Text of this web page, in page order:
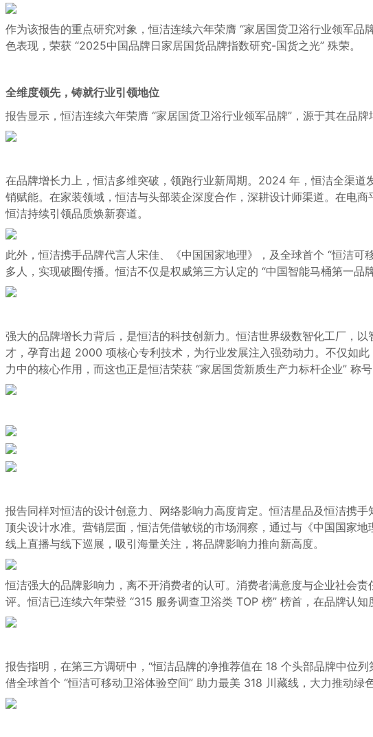
作为该报告的重点研究对象，恒洁连续六年荣膺 “家居国货卫浴行业领军
色表现，荣获 “2025中国品牌日家居国货品牌指数研究-国货之光” 殊荣。
全维度领先，铸就行业引领地位
报告显示，恒洁连续六年荣膺 “家居国货卫浴行业领军品牌”，源于其在品
在品牌增长力上，恒洁多维突破，领跑行业新周期。2024 年，恒洁全渠
销赋能。在家装领域，恒洁与头部装企深度合作，深耕设计师渠道。在电
恒洁持续引领品质焕新赛道。
此外，恒洁携手品牌代言人宋佳、《中国国家地理》，及全球首个 “恒洁可
多人，实现破圈传播。恒洁不仅是权威第三方认定的 “中国智能马桶第一品
强大的品牌增长力背后，是恒洁的科技创新力。恒洁世界级数智化工厂，以
才，孕育出超 2000 项核心专利技术，为行业发展注入强劲动力。不仅如
力中的核心作用， 而这也正是恒洁荣获 “家居国货新质生产力标杆企业” 称号
报告同样对恒洁的设计创意力、网络影响力高度肯定。恒洁星品及恒洁携手
顶尖设计水准。营销层面，恒洁凭借敏锐的市场洞察，通过与《中国国家地
线上直播与线下巡展，吸引海量关注，将品牌影响力推向新高度。
恒洁强大的品牌影响力，离不开消费者的认可。消费者满意度与企业社会
评。恒洁已连续六年荣登 “315 服务调查卫浴类 TOP 榜” 榜首，在品牌认
报告指明，在第三方调研中， “恒洁品牌的净推荐值在 18 个头部品牌中位
借全球首个 “恒洁可移动卫浴体验空间” 助力最美 318 川藏线，大力推动